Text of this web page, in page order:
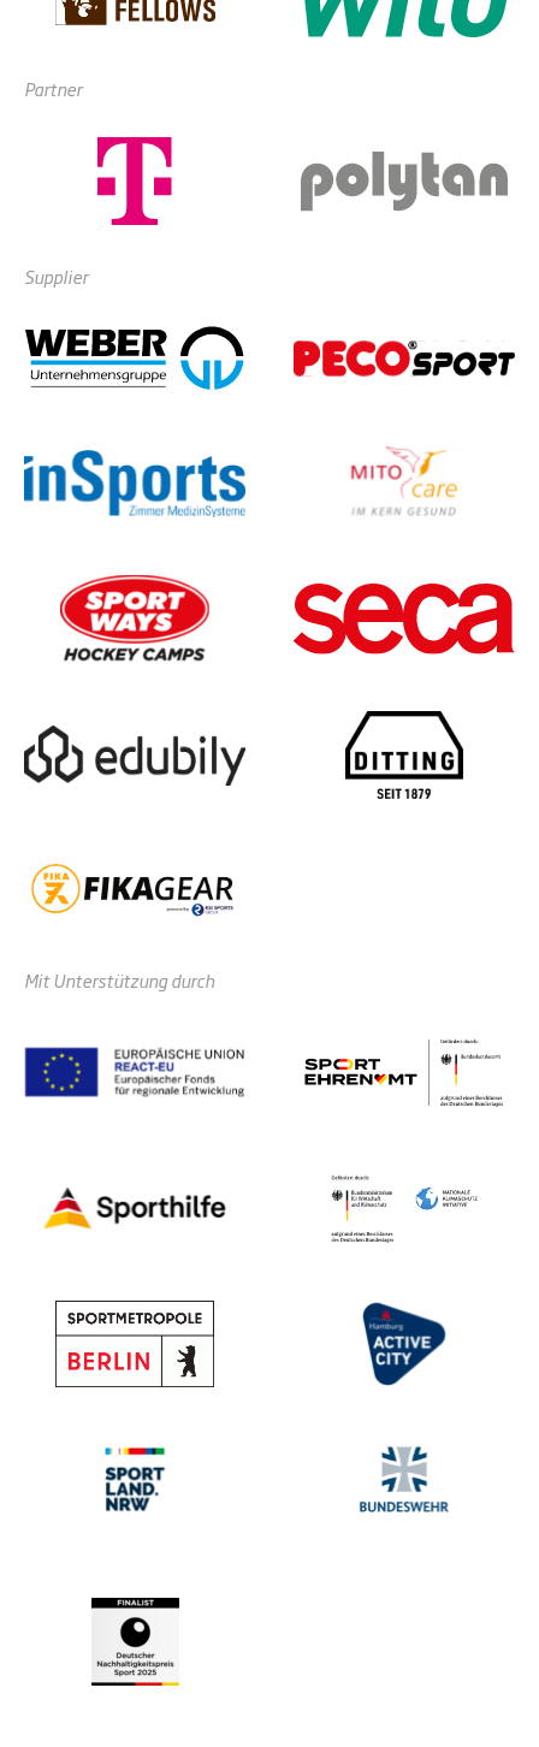
Partner
Supplier
Mit Unterstützung durch